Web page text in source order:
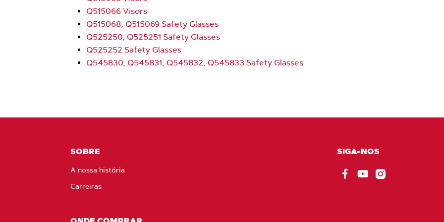
Q515066 Visors
Q515068, Q515069 Safety Glasses
Q525250, Q525251 Safety Glasses
Q525252 Safety Glasses
Q545830, Q545831, Q545832, Q545833 Safety Glasses
SOBRE
A nossa história
Carreiras
SIGA-NOS